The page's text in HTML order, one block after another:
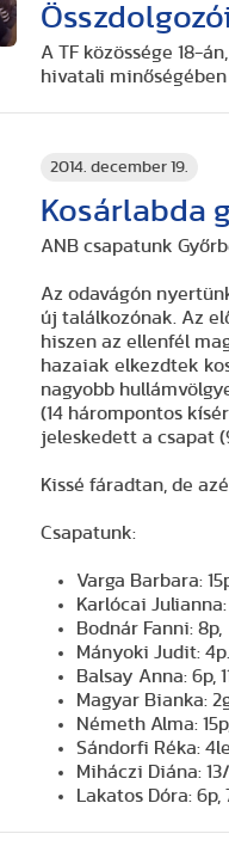
A TF közössége 18-
hivatali
2014. december 19.
Kosárlabda
ANB csapatunk
Az odavágón
új találkozónak. Az
hiszen az ellenfél
hazaiak elkezdtek
nagyobb
(14 hárompontos
jeleskedett a csapat
Kissé fáradtan, de
Csapatunk:
Varga Barbara:
Karlócai Julianna:
Bodnár Fanni: 8p,
Mányoki Judit:
Balsay Anna: 6p,
Magyar Bianka:
Németh Alma:
Sándorfi Réka:
Miháczi Diána:
Lakatos Dóra: 6p,